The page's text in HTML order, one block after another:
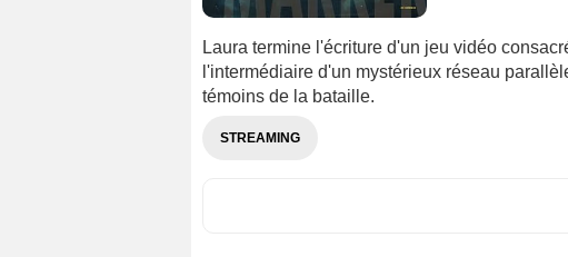
Laura termine l'écriture d'un jeu vidéo
l'intermédiaire d'un mystérieux réseau
témoins de la bataille.
STREAMING